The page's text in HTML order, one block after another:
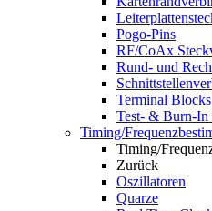
Pogo-Pins
RF/CoAx
Rund- und
Terminal Blocks
Test- & Burn-In
Timing/
Timing/
Zurück
Oszillatoren
Quarze